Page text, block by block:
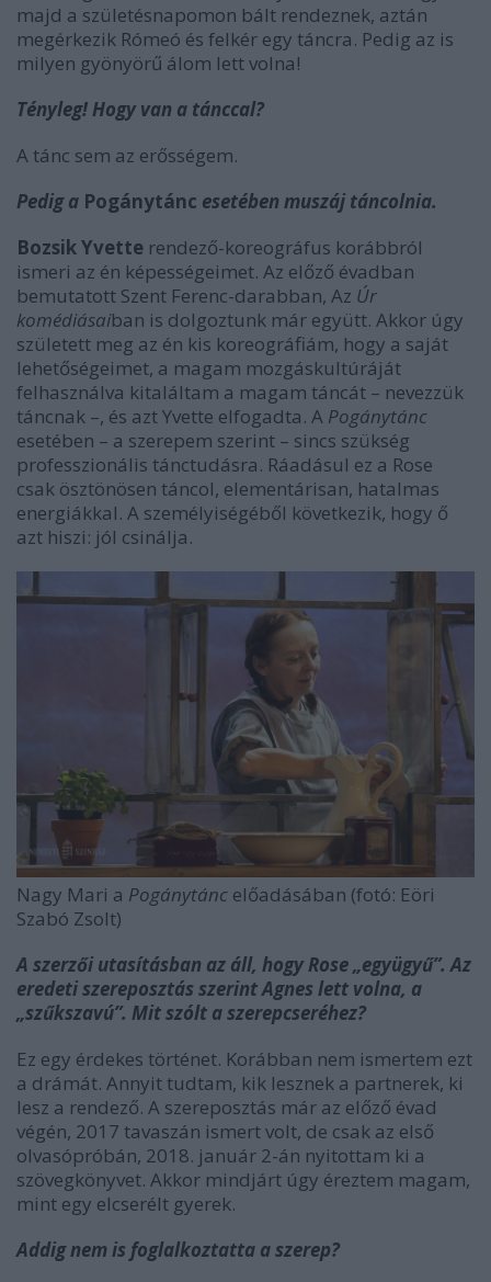
majd a születésnapomon bált rendeznek, aztán
megérkezik Rómeó és felkér egy táncra. Pedig az is
milyen gyönyörű álom lett volna!
Tényleg! Hogy van a tánccal?
A tánc sem az erősségem.
Pedig a Pogánytánc esetében muszáj táncolnia.
Bozsik Yvette rendező-koreográfus korábbról
ismeri az én képességeimet. Az előző évadban
bemutatott Szent Ferenc-darabban, Az Úr
komédiásaiban is dolgoztunk már együtt. Akkor úgy
született meg az én kis koreográfiám, hogy a saját
lehetőségeimet, a magam mozgáskultúráját
felhasználva kitaláltam a magam táncát – nevezzük
táncnak –, és azt Yvette elfogadta. A Pogánytánc
esetében – a szerepem szerint – sincs szükség
professzionális tánctudásra. Ráadásul ez a Rose
csak ösztönösen táncol, elementárisan, hatalmas
energiákkal. A személyiségéből következik, hogy ő
azt hiszi: jól csinálja.
Nagy Mari a Pogánytánc előadásában (fotó: Eöri
Szabó Zsolt)
A szerzői utasításban az áll, hogy Rose „együgyű”. Az
eredeti szereposztás szerint Agnes lett volna, a
„szűkszavú”. Mit szólt a szerepcseréhez?
Ez egy érdekes történet. Korábban nem ismertem ezt
a drámát. Annyit tudtam, kik lesznek a partnerek, ki
lesz a rendező. A szereposztás már az előző évad
végén, 2017 tavaszán ismert volt, de csak az első
olvasópróbán, 2018. január 2-án nyitottam ki a
szövegkönyvet. Akkor mindjárt úgy éreztem magam,
mint egy elcserélt gyerek.
Addig nem is foglalkoztatta a szerep?